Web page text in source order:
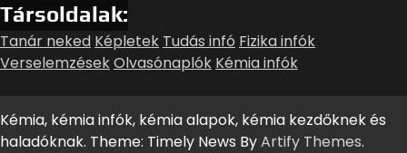
Társoldalak:
Tanár neked Képletek Tudás infó Fizika infók
VerselemzésekOlvasónaplók Kémia infók
Kémia, kémia infók, kémia alapok, kémia kezdőknek és
haladóknak. Theme: Timely News ByArtify Themes.